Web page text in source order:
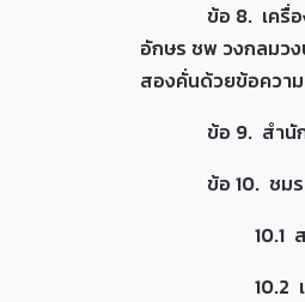
ข้อ 8. เครื่องหม
อักษร ชพ วงกลมว
สองคั่นด้วยข้อควา
ข้อ 9. สำนักงา
ข้อ 10.
10.1 สร้างควา
10.2 เผยแพร่ แ